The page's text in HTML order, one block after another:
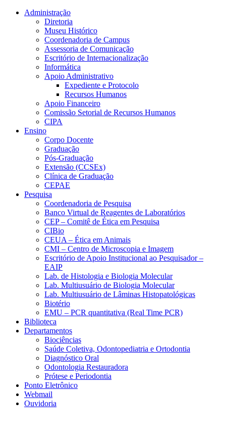
Conteúdo principal Menu principal
Administração
Diretoria
Museu Histórico
Coordenadoria de Campus
Assessoria de Comunicação
Escritório de Internacionalização
Informática
Apoio Administrativo
Expediente e Protocolo
Recursos Humanos
Apoio Financeiro
Comissão Setorial de Recursos Humanos
CIPA
Ensino
Corpo Docente
Graduação
Pós-Graduação
Extensão (CCSEx)
Clínica de Graduação
CEPAE
Pesquisa
Coordenadoria de Pesquisa
Banco Virtual de Reagentes de Laboratórios
CEP – Comitê de Ética em Pesquisa
CIBio
CEUA – Ética em Animais
CMI – Centro de Microscopia e Imagem
Escritório de Apoio Institucional ao Pesquisador –
EAIP
Lab. de Histologia e Biologia Molecular
Lab. Multiusuário de Biologia Molecular
Lab. Multiusuário de Lâminas Histopatológicas
Biotério
EMU – PCR quantitativa (Real Time PCR)
Biblioteca
Departamentos
Biociências
Saúde Coletiva, Odontopediatria e Ortodontia
Diagnóstico Oral
Odontologia Restauradora
Prótese e Periodontia
Ponto Eletrônico
Webmail
Ouvidoria